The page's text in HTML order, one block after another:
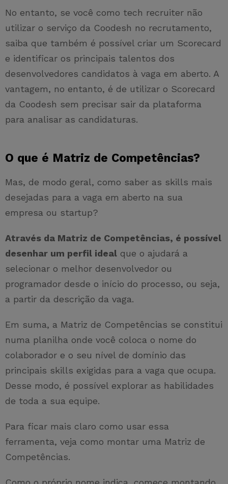
No entanto, se você como tech recruiter não
utilizar o serviço da Coodesh no recrutamento,
saiba que também é possível criar um Scorecard
e identificar os principais talentos dos
desenvolvedores candidatos à vaga em aberto. A
vantagem, no entanto, é de utilizar o Scorecard
da Coodesh sem precisar sair da plataforma
para analisar as candidaturas.
O que é Matriz de Competências?
Mas, de modo geral, como saber as skills mais
desejadas para a vaga em aberto na sua
empresa ou startup?
Através da Matriz de Competências, é possível
desenhar um perfil ideal que o ajudará a
selecionar o melhor desenvolvedor ou
programador desde o início do processo, ou seja,
a partir da descrição da vaga.
Em suma, a Matriz de Competências se constitui
numa planilha onde você coloca o nome do
colaborador e o seu nível de domínio das
principais skills exigidas para a vaga que ocupa.
Desse modo, é possível explorar as habilidades
de toda a sua equipe.
Para ficar mais claro como usar essa
ferramenta, veja como montar uma Matriz de
Competências.